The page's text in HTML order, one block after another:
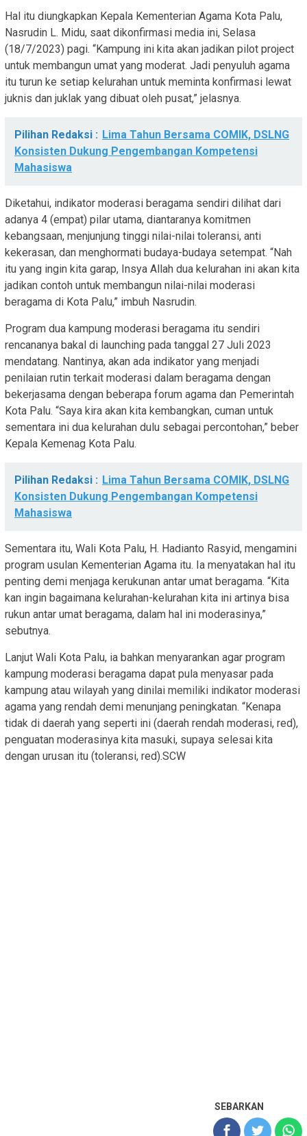
Hal itu diungkapkan Kepala Kementerian Agama Kota Palu,
Nasrudin L. Midu, saat dikonfirmasi media ini, Selasa
(18/7/2023) pagi. “Kampung ini kita akan jadikan pilot project
untuk membangun umat yang moderat. Jadi penyuluh agama
itu turun ke setiap kelurahan untuk meminta konfirmasi lewat
juknis dan juklak yang dibuat oleh pusat,” jelasnya.
Pilihan Redaksi : Lima Tahun Bersama COMIK, DSLNG
Konsisten Dukung Pengembangan Kompetensi
Mahasiswa
Diketahui, indikator moderasi beragama sendiri dilihat dari
adanya 4 (empat) pilar utama, diantaranya komitmen
kebangsaan, menjunjung tinggi nilai-nilai toleransi, anti
kekerasan, dan menghormati budaya-budaya setempat. “Nah
itu yang ingin kita garap, Insya Allah dua kelurahan ini akan kita
jadikan contoh untuk membangun nilai-nilai moderasi
beragama di Kota Palu,” imbuh Nasrudin.
Program dua kampung moderasi beragama itu sendiri
rencananya bakal di launching pada tanggal 27 Juli 2023
mendatang. Nantinya, akan ada indikator yang menjadi
penilaian rutin terkait moderasi dalam beragama dengan
bekerjasama dengan beberapa forum agama dan Pemerintah
Kota Palu. “Saya kira akan kita kembangkan, cuman untuk
sementara ini dua kelurahan dulu sebagai percontohan,” beber
Kepala Kemenag Kota Palu.
Pilihan Redaksi : Lima Tahun Bersama COMIK, DSLNG
Konsisten Dukung Pengembangan Kompetensi
Mahasiswa
Sementara itu, Wali Kota Palu, H. Hadianto Rasyid, mengamini
program usulan Kementerian Agama itu. Ia menyatakan hal itu
penting demi menjaga kerukunan antar umat beragama. “Kita
kan ingin bagaimana kelurahan-kelurahan kita ini artinya bisa
rukun antar umat beragama, dalam hal ini moderasinya,”
sebutnya.
Lanjut Wali Kota Palu, ia bahkan menyarankan agar program
kampung moderasi beragama dapat pula menyasar pada
kampung atau wilayah yang dinilai memiliki indikator moderasi
agama yang rendah demi menunjang peningkatan. “Kenapa
tidak di daerah yang seperti ini (daerah rendah moderasi, red),
penguatan moderasinya kita masuki, supaya selesai kita
dengan urusan itu (toleransi, red).SCW
SEBARKAN